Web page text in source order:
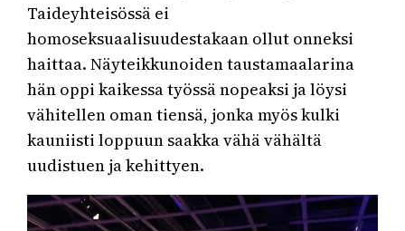
Taideyhteisössä ei
homoseksuaalisuudestakaan ollut onneksi
haittaa. Näyteikkunoiden taustamaalarina
hän oppi kaikessa työssä nopeaksi ja löysi
vähitellen oman tiensä, jonka myös kulki
kauniisti loppuun saakka vähä vähältä
uudistuen ja kehittyen.